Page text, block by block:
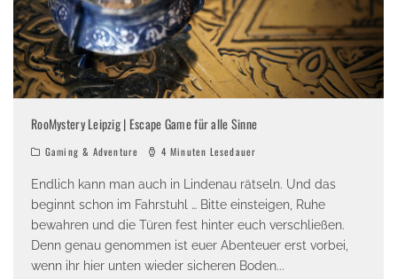
RooMystery Leipzig | Escape Game für alle Sinne
Gaming & Adventure 4 Minuten Lesedauer
Endlich kann man auch in Lindenau rätseln. Und das
beginnt schon im Fahrstuhl … Bitte einsteigen, Ruhe
bewahren und die Türen fest hinter euch verschließen.
Denn genau genommen ist euer Abenteuer erst vorbei,
wenn ihr hier unten wieder sicheren Boden...